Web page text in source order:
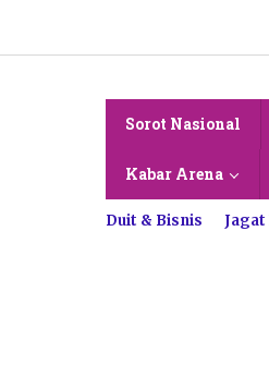
konten
Sorot Nasional
Kabar Arena
Duit & Bisnis Jagat